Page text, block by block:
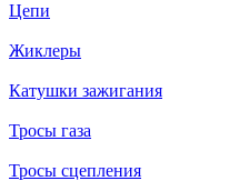
Цепи
Жиклеры
Катушки зажигания
Тросы газа
Тросы сцепления